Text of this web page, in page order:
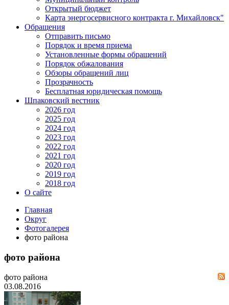
Открытый бюджет
Карта энергосервисного контракта г. Михайловск"
Обращения
Отправить письмо
Порядок и время приема
Установленные формы обращений
Порядок обжалования
Обзоры обращений лиц
Прозрачность
Бесплатная юридическая помощь
Шпаковский вестник
2026 год
2025 год
2024 год
2023 год
2022 год
2021 год
2020 год
2019 год
2018 год
О сайте
Главная
Округ
Фотогалерея
фото района
фото района
фото района
03.08.2016